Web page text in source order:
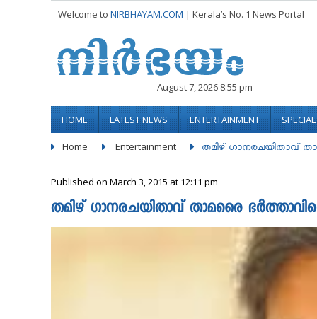
Welcome to NIRBHAYAM.COM | Kerala’s No. 1 News Portal
August 7, 2026 8:55 pm
HOME LATEST NEWS ENTERTAINMENT
Home Entertainment തമിഴ്‌ ഗാനരചയിതാവ്‌
Published on March 3, 2015 at 12:11 pm
തമിഴ്‌ ഗാനരചയിതാവ്‌ താമരൈ